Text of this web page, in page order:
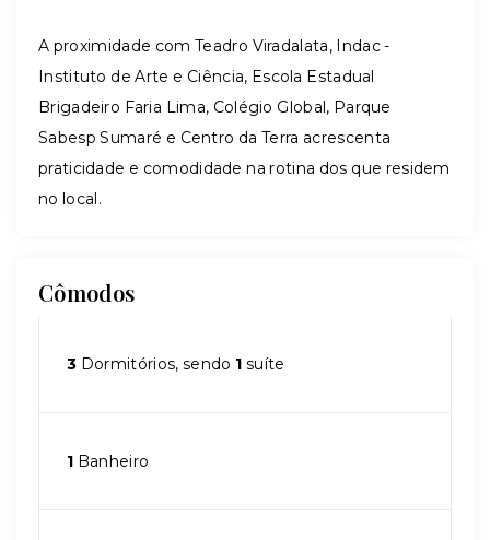
A proximidade com Teadro Viradalata, Indac -
Instituto de Arte e Ciência, Escola Estadual
Brigadeiro Faria Lima, Colégio Global, Parque
Sabesp Sumaré e Centro da Terra acrescenta
praticidade e comodidade na rotina dos que residem
no local.
Cômodos
3 Dormitórios, sendo 1 suíte
1 Banheiro